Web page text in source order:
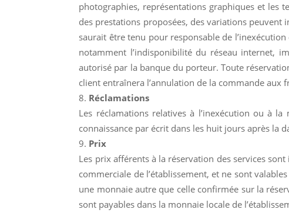
photographies, représentations graphiques et les
des prestations proposées, des variations
saurait être tenu pour responsable de
notamment l’indisponibilité du réseau internet,
autorisé par la banque du porteur. Toute
client entraînera l’annulation de la commande aux
Réclamations
Les réclamations relatives à l’inexécution ou à
connaissance par écrit dans les huit jours après la
Prix
Les prix afférents à la réservation des services
commerciale de l’établissement, et ne sont
une monnaie autre que celle confirmée sur la
sont payables dans la monnaie locale de